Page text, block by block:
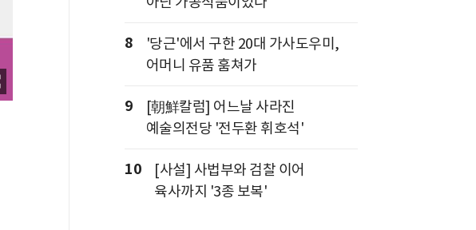
8
'당근'에서 구한 20대 가사도우미,
어머니 유품 훔쳐가
9
[朝鮮칼럼] 어느날 사라진
예술의전당 '전두환 휘호석'
10
[사설] 사법부와 검찰 이어
육사까지 '3종 보복'